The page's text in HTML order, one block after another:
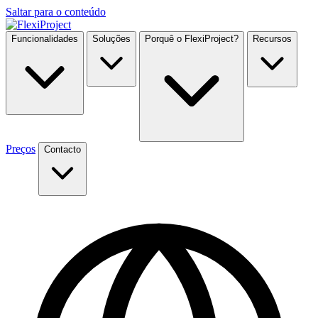
Saltar para o conteúdo
Funcionalidades Soluções Porquê o FlexiProject? Recursos
Preços Contacto